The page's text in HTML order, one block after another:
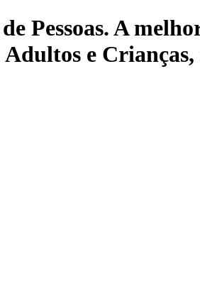
Pessoas. A
e